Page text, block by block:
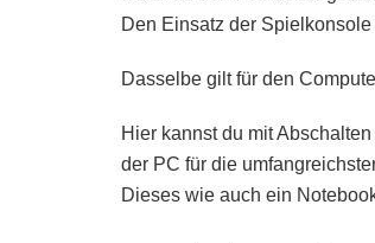
Den Einsatz der
Dasselbe gilt für den
Hier kannst du mit
der PC für die
Dieses wie auch ein